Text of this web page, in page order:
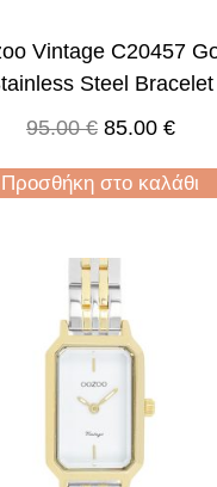
Vintage C20457
Steel Bracelet
95.00€ 85.00 €
Προσθήκη στο καλάθι